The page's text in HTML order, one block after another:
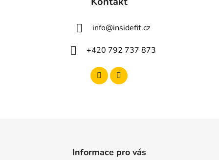
info@insidefit.cz
+420 792 737 873
Informace pro vás